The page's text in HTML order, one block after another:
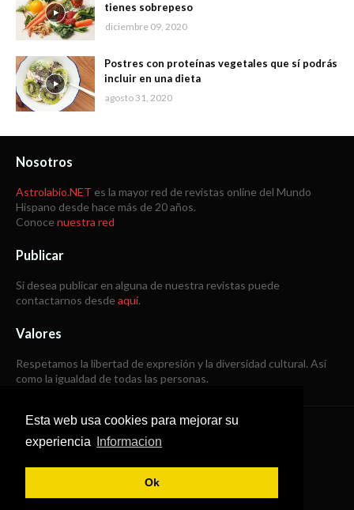
Esta web usa cookies para mejorar su
experiencia
Informacion
Ok
tienes sobrepeso
diciembre 09, 2020
Postres con proteínas vegetales que sí podrás
incluir en una dieta
agosto 31, 2020
Nosotros
Astrolabio.NET es la mayor red de revistas online del Mundo
Hispano desde hace más de 20 años.
Conoce nuestra red
Publicar
Si desea publicar en alguna de nuestra revistas puede
contactarnos desde aquí.
Valores
Respetamos la libertad de expresión y la diversidad cultural. Así
como la igualdad de todas las personas.
Copyright © 1998 -